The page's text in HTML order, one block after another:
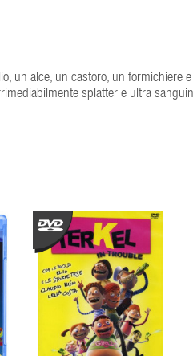
un alce, un castoro, un formichiere
splatter e ultra